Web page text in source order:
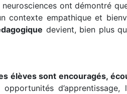
ont démontré
contexte empathique et
devient, bien plus
élèves sont encouragés,
opportunités